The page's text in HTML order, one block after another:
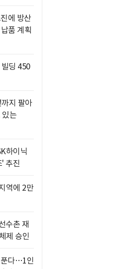
에 방산
품 계획
딩 450
지 팔아
는
하이닉
추진
역에 2만
수촌 재
제 승인
푼다…1인